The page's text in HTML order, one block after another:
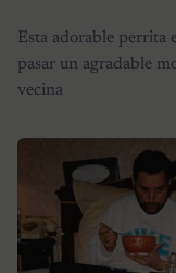
Esta adorable perrita
pasar un agradable
vecina